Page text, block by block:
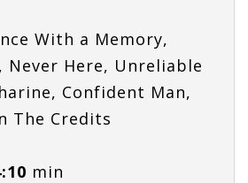
With a Memory,
Never Here, Unreliable
Confident Man,
The Credits
min